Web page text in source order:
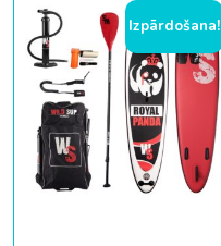
Izpārdošana!